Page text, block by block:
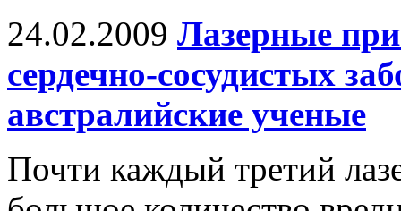
24.02.2009 Лазерные
сердечно-сосудистых
австралийские ученые
Почти каждый третий